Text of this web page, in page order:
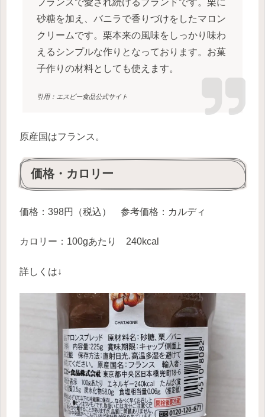
フランスで愛され続けるブランドです。栗に
砂糖を加え、バニラで香りづけをしたマロン
クリームです。栗本来の風味をしっかり味わ
えるシンプルな作りとなっております。お菓
子作りの材料としても使えます。
引用：エスビー食品公式サイト
原産国はフランス。
価格・カロリー
価格：398円（税込） 参考価格：カルディ
カロリー：100gあたり 240kcal
詳しくは↓